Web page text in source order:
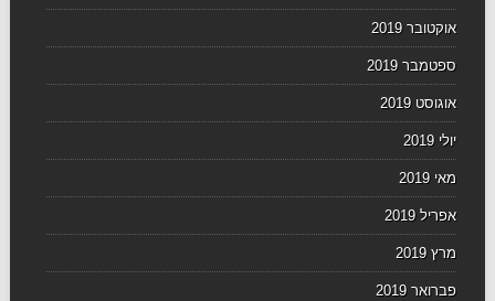
אוקטובר 2019
ספטמבר 2019
אוגוסט 2019
יולי 2019
מאי 2019
אפריל 2019
מרץ 2019
פברואר 2019